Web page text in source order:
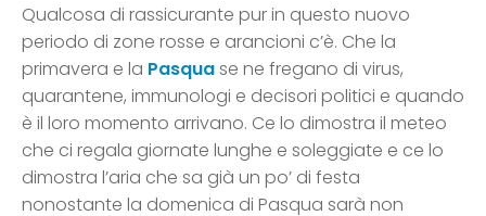
Qualcosa di rassicurante pur in questo nuovo
periodo di zone rosse e arancioni c’è. Che la
primavera e la Pasquase ne fregano di virus,
quarantene, immunologi e decisori politici e quando
è il loro momento arrivano. Ce lo dimostra il meteo
che ci regala giornate lunghe e soleggiate e ce lo
dimostra l’aria che sa già un po’ di festa
nonostante la domenica di Pasqua sarà non